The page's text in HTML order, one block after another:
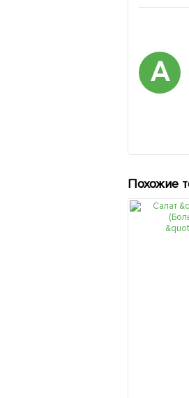
А
Похожие